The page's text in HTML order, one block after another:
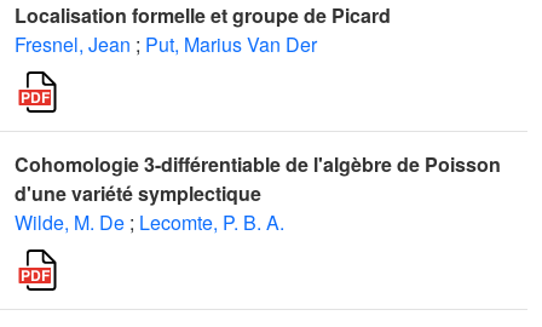
Localisation formelle et groupe de Picard
Fresnel, Jean ; Put, Marius Van Der
Cohomologie 3-différentiable de l'algèbre de Poisson
d'une variété symplectique
Wilde, M. De ; Lecomte, P. B. A.